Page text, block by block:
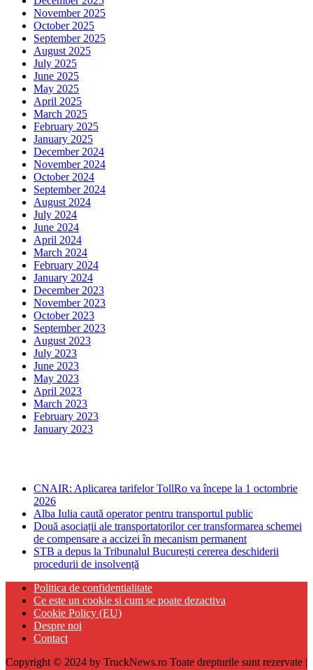
November 2025
October 2025
September 2025
August 2025
July 2025
June 2025
May 2025
April 2025
March 2025
February 2025
January 2025
December 2024
November 2024
October 2024
September 2024
August 2024
July 2024
June 2024
April 2024
March 2024
February 2024
January 2024
December 2023
November 2023
October 2023
September 2023
August 2023
July 2023
June 2023
May 2023
April 2023
March 2023
February 2023
January 2023
CNAIR: Aplicarea tarifelor TollRo va începe la 1 octombrie
2026
Alba Iulia caută operator pentru transportul public
Două asociații ale transportatorilor cer transformarea schemei
de compensare a accizei în mecanism permanent
STB a depus la Tribunalul București cererea deschiderii
procedurii de insolvență
Politica de confidentialitate
Ce este un cookie si cum se poate dezactiva
Cookie Policy (EU)
Despre noi
Contact
Copyright © 2024 by TruckNews.ro Toate drepturile sunt rezervate |